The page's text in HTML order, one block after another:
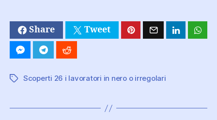
Share Tweet
Tag Scoperti 26 i lavoratori in nero o irregolari